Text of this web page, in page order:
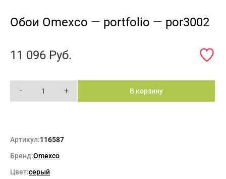
Обои Omexco — portfolio — por3002
11 096 Руб.
- + В корзину
Артикул:116587
Бренд:Omexco
Цвет:серый